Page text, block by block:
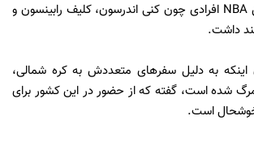
در تیم ستارگان سابق NBA افرادی چون کنی اندرسون، کلیف رابینسون و
داشت.
اینکه به دلیل سفرهای متعددش به کره شمالی،
شده است، گفته که از حضور در این کشور برای
خوشحال است.